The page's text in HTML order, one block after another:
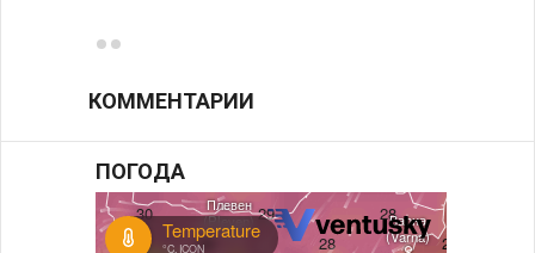
КОММЕНТАРИИ
ПОГОДА